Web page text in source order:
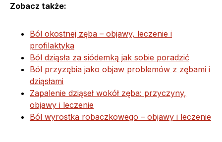
Zobacz także:
Ból okostnej zęba – objawy, leczenie i
profilaktyka
Ból dziąsła za siódemką jak sobie poradzić
Ból przyzębia jako objaw problemów z zębami i
dziąsłami
Zapalenie dziąseł wokół zęba: przyczyny,
objawy i leczenie
Ból wyrostka robaczkowego – objawy i leczenie